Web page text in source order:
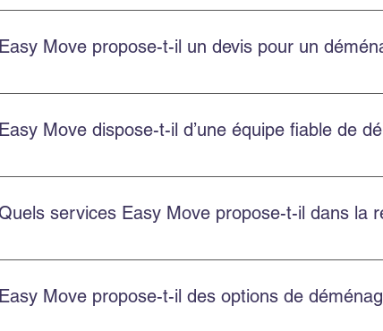
prix dépend de la distance, du volume et des services
Easy Move propose-t-il un devis pour un
Easy Move fournit des devis gratuits pour les
Easy Move dispose-t-il d’une équipe fiable de
Easy Move dessert le centre-ville de Montréal avec
services Easy Move propose-t-il dans la
Move propose le déménagement résidentiel,
Easy Move propose-t-il des options de